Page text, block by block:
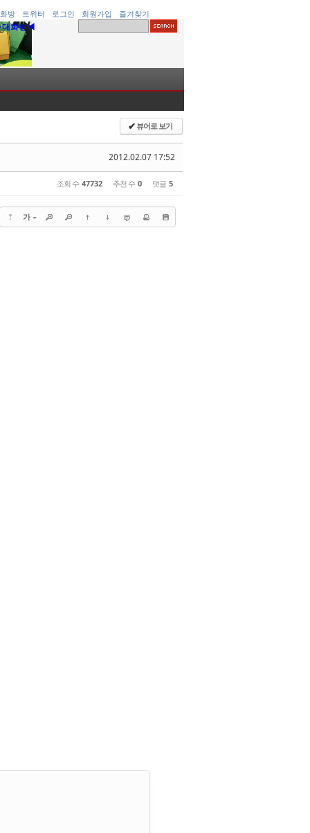
방 트위터 로그인 회원가입 즐겨찾기
화방◀
✔뷰어로 보기
2012.02.07 17:52
조회 수 47732 추천 수 0 댓글 5
? 가